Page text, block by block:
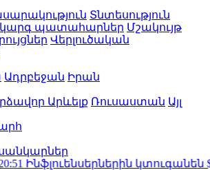
Տնտեսություն
պատահարներ Մշակույթ
Վերլուծական
Ադրբեջան Իրան
Արևելք Ռուսաստան Այլ
Ինֆլուենսերներին կտուգանեն